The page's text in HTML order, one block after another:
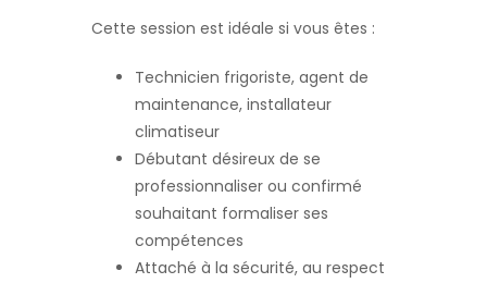
Cette session est idéale si vous êtes :
Technicien frigoriste, agent de
maintenance, installateur
climatiseur
Débutant désireux de se
professionnaliser ou confirmé
souhaitant formaliser ses
compétences
Attaché à la sécurité, au respect